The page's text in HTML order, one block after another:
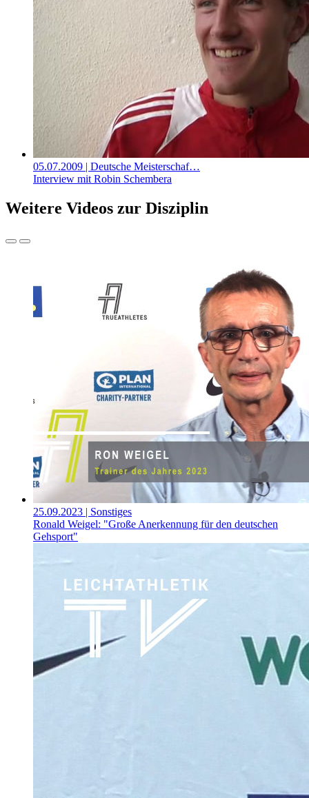
05.07.2009 | Deutsche Meisterschaf…
Interview mit Robin Schembera
Weitere Videos zur Disziplin
25.09.2023 | Sonstiges
Ronald Weigel: "Große Anerkennung für den deutschen
Gehsport"